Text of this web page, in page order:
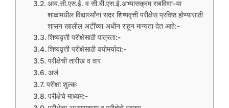
आय.सी.एस.ई. व सी.बी.एस.ई.अभ्यासक्रम राबविणा-या
शाळांमधील विद्यार्थ्‍यांना सदर शिष्यवृत्ती परीक्षेस प्रविष्ठ होण्यासाठी
शासन खालील अटींच्या अधीन राहून मान्यता देत आहे:-
शिष्यवृत्ती परीक्षेसाठी पात्रता:-
शिष्यवृत्ती परीक्षेसाठी वयोमर्यादा:-
परीक्षेची तारीख व वार
अर्ज
परीक्षा शुल्कः
परीक्षेचे माध्यम:-